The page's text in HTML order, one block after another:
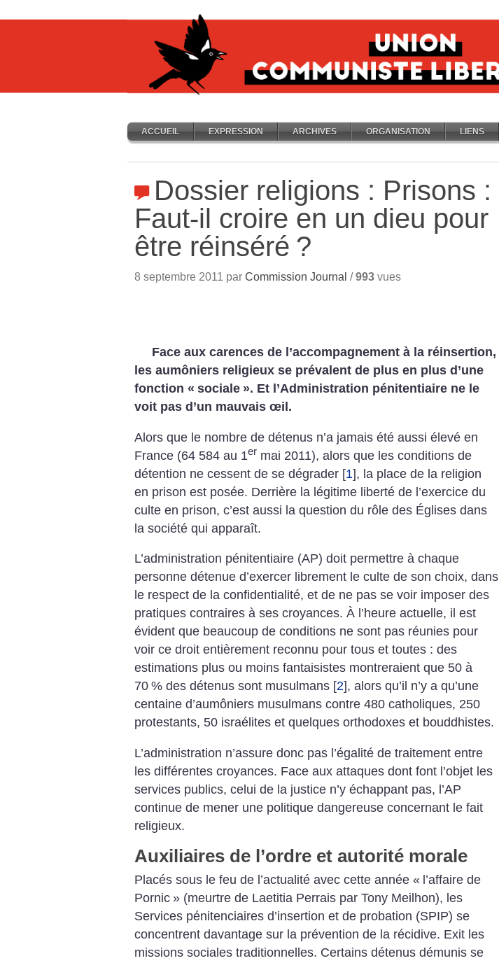
ACCUEIL EXPRESSION ARCHIVES ORGANISATION LIENS
Dossier religions : Prisons :
Faut-il croire en un dieu pour
être réinséré ?
8 septembre 2011 par Commission Journal /993 vues
Face aux carences de l’accompagnement à la réinsertion,
les aumôniers religieux se prévalent de plus en plus d’une
fonction « sociale ». Et l’Administration pénitentiaire ne le
voit pas d’un mauvais œil.
Alors que le nombre de détenus n’a jamais été aussi élevé en
France (64 584 au 1er mai 2011), alors que les conditions de
détention ne cessent de se dégrader [1], la place de la religion
en prison est posée. Derrière la légitime liberté de l’exercice du
culte en prison, c’est aussi la question du rôle des Églises dans
la société qui apparaît.
L’administration pénitentiaire (AP) doit permettre à chaque
personne détenue d’exercer librement le culte de son choix, dans
le respect de la confidentialité, et de ne pas se voir imposer des
pratiques contraires à ses croyances. À l’heure actuelle, il est
évident que beaucoup de conditions ne sont pas réunies pour
voir ce droit entièrement reconnu pour tous et toutes : des
estimations plus ou moins fantaisistes montreraient que 50 à
70 % des détenus sont musulmans [2], alors qu’il n’y a qu’une
centaine d’aumôniers musulmans contre 480 catholiques, 250
protestants, 50 israélites et quelques orthodoxes et bouddhistes.
L’administration n’assure donc pas l’égalité de traitement entre
les différentes croyances. Face aux attaques dont font l’objet les
services publics, celui de la justice n’y échappant pas, l’AP
continue de mener une politique dangereuse concernant le fait
religieux.
Auxiliaires de l’ordre et autorité morale
Placés sous le feu de l’actualité avec cette année « l’affaire de
Pornic » (meurtre de Laetitia Perrais par Tony Meilhon), les
Services pénitenciaires d’insertion et de probation (SPIP) se
concentrent davantage sur la prévention de la récidive. Exit les
missions sociales traditionnelles. Certains détenus démunis se